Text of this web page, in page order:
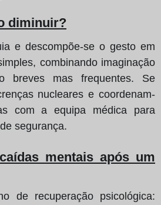
diminuir?
e descompõe-se o gesto em
combinando imaginação
breves mas frequentes. Se
nucleares e coordenam-
com a equipa médica para
segurança.
mentais após um
de recuperação psicológica: